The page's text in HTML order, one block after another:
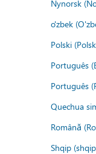
Nynorsk
o'zbek
Polski
Português
Português
Quechua
Română
Shqip